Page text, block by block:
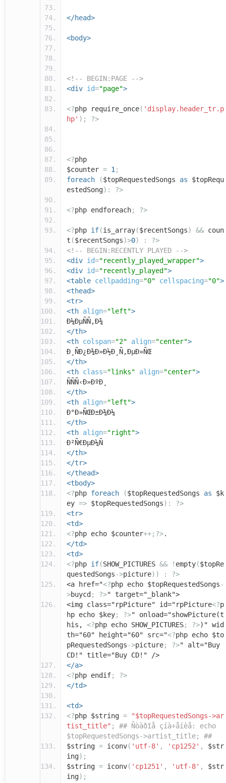
</head>
<body>
<!-- BEGIN:PAGE -->
<div id="page">
<?php require_once( 'display.header_tr.p
hp' ); ?>
<?php
$counter = 1;
foreach
($topRequestedSongs as $topRequ
estedSong): ?>
<?php endforeach; ?>
<?php if(is_array($recentSongs) && coun
t ($recentSongs)>0) :
?>
<!-- BEGIN:RECENTLY PLAYED -->
<div id="recently_played_wrapper">
<div id="recently_played">
<table cellpadding="0" cellspacing="0">
<thead>
<tr>
<th align="left">
Ð¼ÐµÑÑ‚Ð¾
</th>
<th colspan="2" align="center">
Ð¸ÑÐ¿Ð¾Ð»Ð½Ð¸Ñ‚ÐµÐ»ÑŒ
</th>
<th class="links" align="center">
ÑÑÑ‹Ð»ÐºÐ¸
</th>
<th align="left">
Ð°Ð»ÑŒÐ±Ð¾Ð¼
</th>
<th align="right">
Ð²Ñ€ÐµÐ¼Ñ
</th>
</tr>
</thead>
<tbody>
<?php foreach ($topRequestedSongs as $k
ey => $topRequestedSongs):
?>
<tr>
<td>
<?php echo $counter++;?>.
</td>
<td>
<?php if(SHOW_PICTURES && ! empty($topRe
questedSongs->picture)) :
?>
<a href="<?php echo $topRequestedSongs-
>buycd ; ?>" target="_blank">
<img class="rpPicture" id="rpPicture<?p
hp echo $key; ?>" onload="showPicture(t
his, <?php echo SHOW_PICTURES; ?>)" wid
th="60" height="60" src="<?php echo $to
pRequestedSongs->picture; ?>" alt="Buy
CD!" title="Buy CD!" />
</a>
<?php endif;
?>
</td>
<td>
<?php $string =
"$topRequestedSongs->ar
tist_title" ;
## Ñòàðîå çíà÷åíèå: echo
$topRequestedSongs->artist_title; ##
$string = iconv( 'utf-8' , 'cp1252' ,
$str
ing);
$string = iconv( 'cp1251' , 'utf-8' ,
$str
ing);